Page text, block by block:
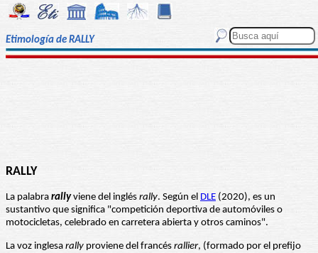
Etimología de RALLY
RALLY
La palabra rallyviene del inglés rally. Según el DLE (2020), es un
sustantivo que significa "competición deportiva de automóviles o
motocicletas, celebrado en carretera abierta y otros caminos".
La voz inglesa rally proviene del francés rallier, (formado por el prefijo